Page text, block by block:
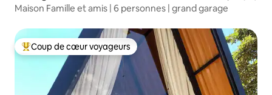
Maison Famille et amis | 6 personnes | grand garage
Coups de cœur voyageurs les plus appréciés
Coup de cœur voyageurs